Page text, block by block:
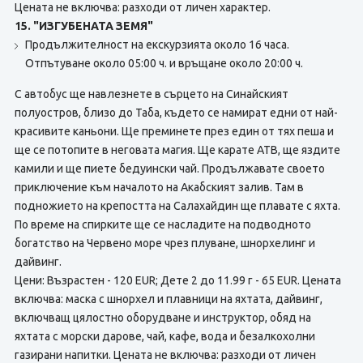
Цената не включва: разходи от личен характер.
15. "ИЗГУБЕНАТА ЗЕМЯ"
Продължителност на екскурзията около 16 часа.
Отпътуване около 05:00 ч. и връщане около 20:00 ч.
С автобус ще навлезнете в сърцето на Синайският
полуостров, близо до Таба, където се намират едни от най-
красивите каньони. Ще преминете през един от тях пеша и
ще се потопите в неговата магия. Ще карате АТВ, ще яздите
камили и ще пиете бедуински чай. Продължавате своето
приключение към началото на Акабският залив. Там в
подножието на крепостта на Салахайдин ще плавате с яхта.
По време на спирките ще се насладите на подводното
богатство на Червено море чрез плуване, шнорхелинг и
дайвинг.
Цени: Възрастен - 120 EUR; Дете 2 до 11.99 г - 65 EUR. Цената
включва: маска с шнорхел и плавници на яхтата, дайвинг,
включващ цялостно оборудване и инструктор, обяд на
яхтата с морски дарове, чай, кафе, вода и безалкохолни
газирани напитки. Цената не включва: разходи от личен